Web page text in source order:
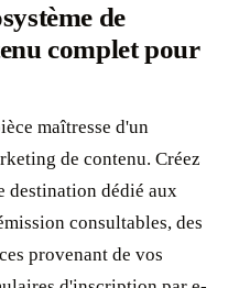
de
complet pour
maîtresse d'un
de contenu. Créez
destination dédié aux
consultables, des
provenant de vos